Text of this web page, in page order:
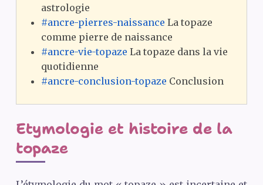
astrologie
#ancre-pierres-naissance La topaze
comme pierre de naissance
#ancre-vie-topaze La topaze dans la vie
quotidienne
#ancre-conclusion-topaze Conclusion
Etymologie et histoire de la
topaze